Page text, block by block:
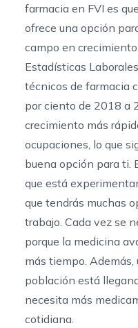
farmacia en FVI es
ofrece una opción
campo en
Estadísticas Laborales
técnicos de farmacia
por ciento de 2018 a
crecimiento más
ocupaciones, lo que
buena opción para ti.
que está
que tendrás muchas
trabajo. Cada vez se
porque la medicina
más tiempo.
población está
necesita más
cotidiana.